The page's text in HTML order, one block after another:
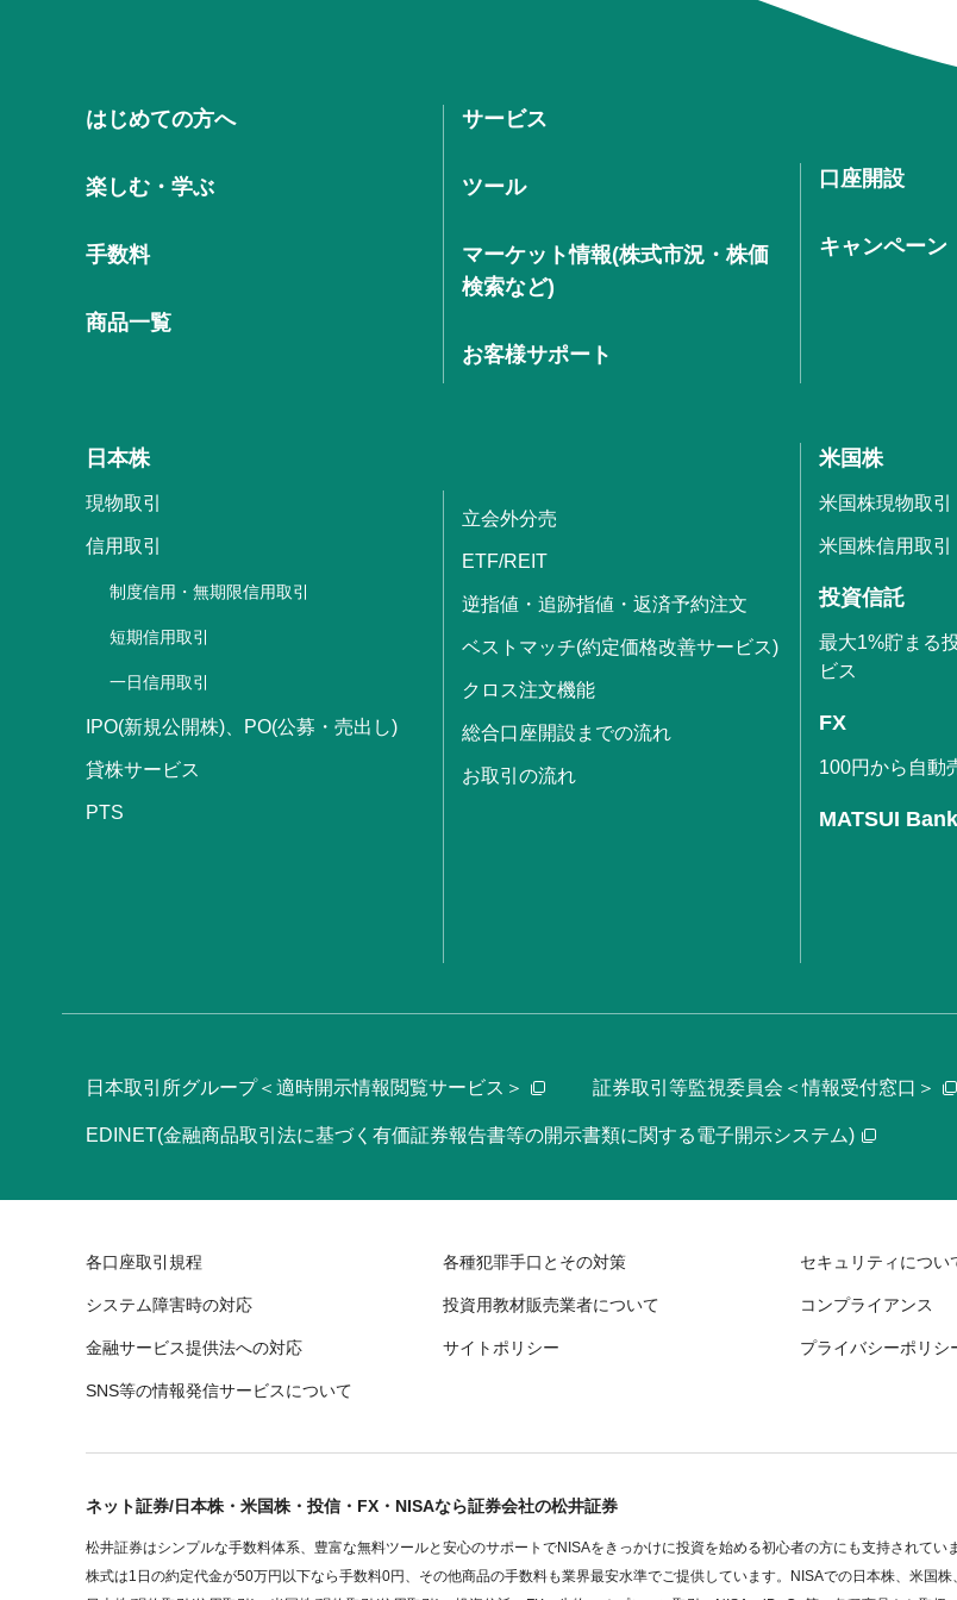
はじめての方へ
楽しむ・学ぶ
手数料
商品一覧
サービス
ツール
マーケット情報(株式市況・株価
検索など)
お客様サポート
口座開設
キャンペーン
日本株
現物取引
信用取引
制度信用・無期限信用取引
短期信用取引
一日信用取引
IPO(新規公開株)、PO(公募・売出し)
貸株サービス
PTS
立会外分売
ETF/REIT
逆指値・追跡指値・返済予約注文
ベストマッチ(約定価格改善サービス)
クロス注文機能
総合口座開設までの流れ
お取引の流れ
米国株
米国株現物取引
米国株信用取引
投資信託
最大1%貯まる
ビス
FX
100円から自動
MATSUI
日本取引所グループ＜適時開示情報閲覧サービス＞ 証券取引等監視委員会＜情報受付窓口＞
EDINET(金融商品取引法に基づく有価証券報告書等の開示書類に関する電子開示システム)
各口座取引規程 各種犯罪手口とその対策 セキュリティについ
システム障害時の対応 投資用教材販売業者について コンプライアンス
金融サービス提供法への対応 サイトポリシー プライバシーポリシ
SNS等の情報発信サービスについて
ネット証券/日本株・米国株・投信・FX・NISAなら証券会社の松井証券
松井証券はシンプルな手数料体系、豊富な無料ツールと安心のサポートでNISAをきっかけに投資を始める初心者の方にも支持されていま
株式は1日の約定代金が50万円以下なら手数料0円、その他商品の手数料も業界最安水準でご提供しています。NISAでの日本株、米国株